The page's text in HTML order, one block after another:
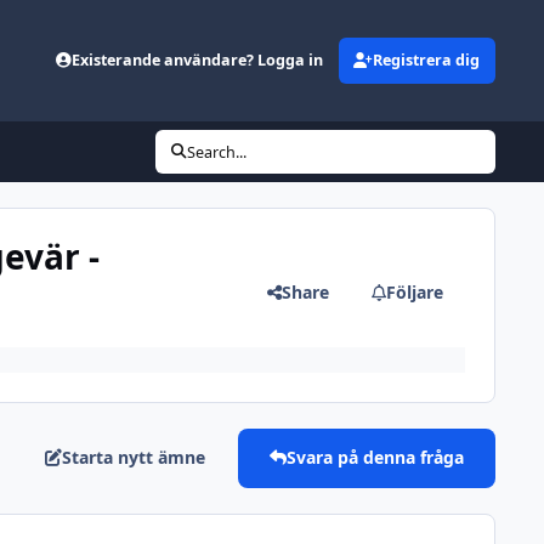
Existerande användare? Logga in Registrera dig
Search...
-
Share Följare
Starta nytt ämne Svara på denna fråga